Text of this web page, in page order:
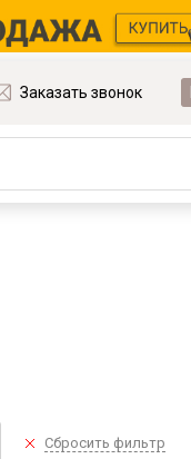
Заказать звонок
Сбросить фильтр